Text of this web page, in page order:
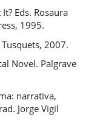
It? Eds. Rosaura
1995.
2007.
Novel. Palgrave
narrativa,
Jorge Vigil